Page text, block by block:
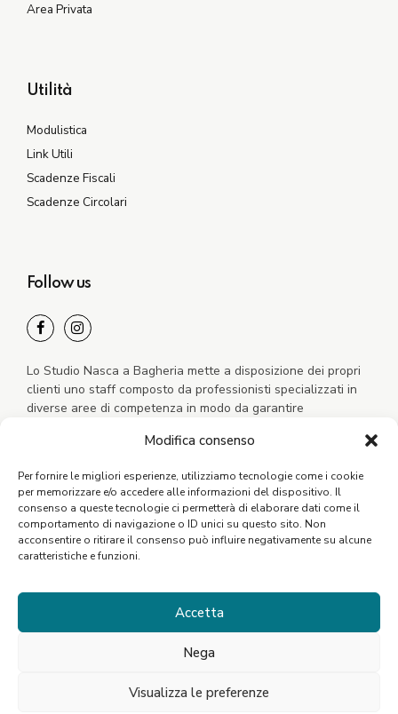
Modifica consenso
Per fornire le migliori esperienze, utilizziamo tecnologie come i cookie
per memorizzare e/o accedere alle informazioni del dispositivo. Il
consenso a queste tecnologie ci permetterà di elaborare dati come il
comportamento di navigazione o ID unici su questo sito. Non
acconsentire o ritirare il consenso può influire negativamente su alcune
caratteristiche e funzioni.
Accetta
Nega
Visualizza le preferenze
Area Privata
Utilità
Modulistica
Link Utili
Scadenze Fiscali
Scadenze Circolari
Follow us
Lo Studio Nasca a Bagheria mette a disposizione dei propri
clienti uno staff composto da professionisti specializzati in
diverse aree di competenza in modo da garantire
©2021 Studio Nasca. P.Iva: 06796770821